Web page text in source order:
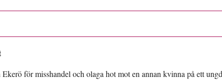
för misshandel och olaga hot mot en annan kvinna på ett